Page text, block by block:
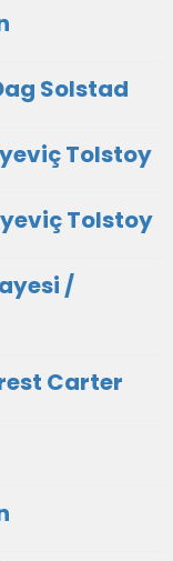
Solstad
Tolstoy
Tolstoy
/
Carter